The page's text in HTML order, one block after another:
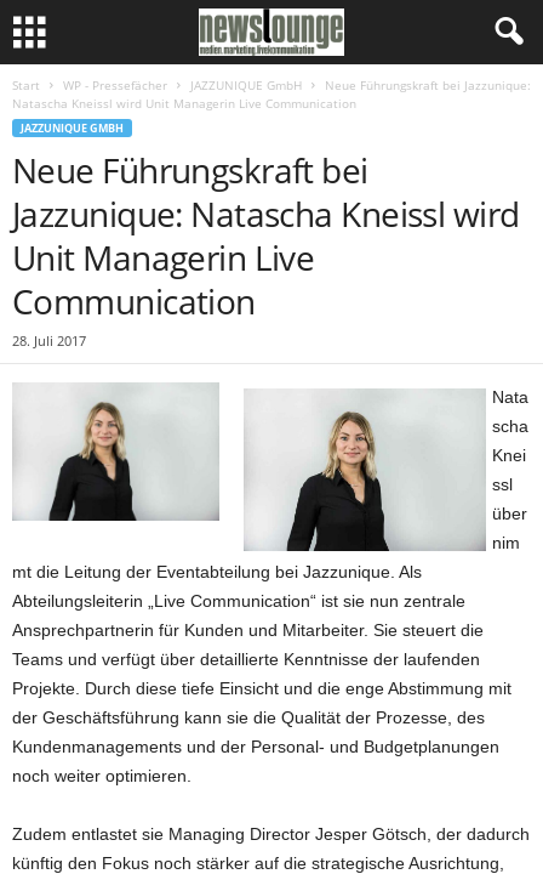
Start WP - Pressefächer JAZZUNIQUE GmbH
Neue Führungskraft bei Jazzunique:
Natascha Kneissl wird Unit Managerin Live Communication
JAZZUNIQUE GMBH
Neue Führungskraft bei
Jazzunique: Natascha Kneissl wird
Unit Managerin Live
Communication
28. Juli 2017
Nata
scha
Knei
ssl
über
nim
mt die Leitung der Eventabteilung bei Jazzunique. Als
Abteilungsleiterin „Live Communication“ ist sie nun zentrale
Ansprechpartnerin für Kunden und Mitarbeiter. Sie steuert die
Teams und verfügt über detaillierte Kenntnisse der laufenden
Projekte. Durch diese tiefe Einsicht und die enge Abstimmung mit
der Geschäftsführung kann sie die Qualität der Prozesse, des
Kundenmanagements und der Personal- und Budgetplanungen
noch weiter optimieren.
Zudem entlastet sie Managing Director Jesper Götsch, der dadurch
künftig den Fokus noch stärker auf die strategische Ausrichtung,